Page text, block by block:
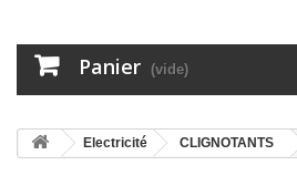
Panier (vide)
Electricité CLIGNOTANTS